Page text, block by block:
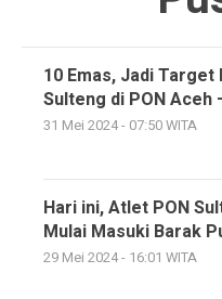
10 Emas, Jadi
Sulteng di PON Aceh
31 Mei 2024 - 07:50 WITA
Hari ini, Atlet PON
Mulai Masuki Barak
29 Mei 2024 - 16:01 WITA